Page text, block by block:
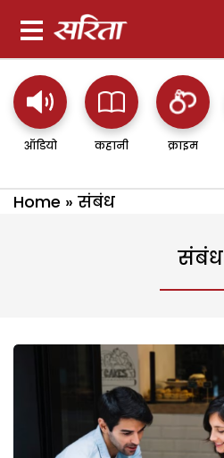
ऑडियो कहानी क्राइम
Home » संबंध
संबंध